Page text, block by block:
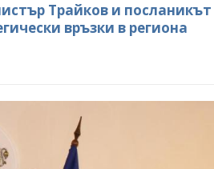
Трайков и посланикът
връзки в региона